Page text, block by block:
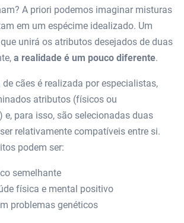
A priori podemos imaginar misturas
em um espécime idealizado. Um
unirá os atributos desejados de duas
a realidade é um pouco diferente.
cães é realizada por especialistas,
atributos (físicos ou
para isso, são selecionadas duas
relativamente compatíveis entre si.
podem ser:
semelhante
física e mental positivo
problemas genéticos